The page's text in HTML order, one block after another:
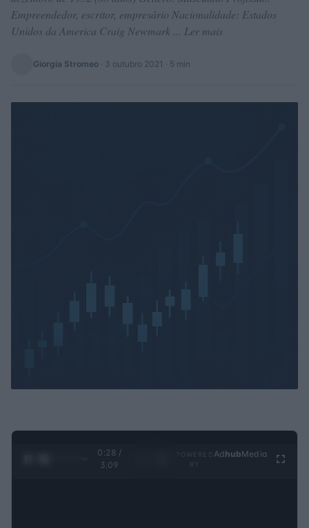
Empreendedor, escritor, empresário Nacionalidade: Estados
Unidos da America Craig Newmark ... Ler mais
Giorgia Stromeo · 3 outubro 2021 · 5 min
0:29 /
3:09
Ad hubMedia